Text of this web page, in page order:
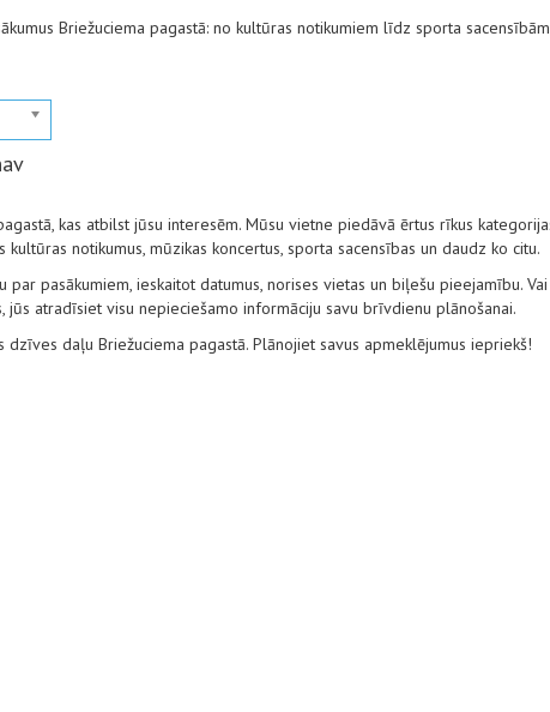
Briežuciema pagastā: no kultūras notikumiem līdz sporta
kas atbilst jūsu interesēm. Mūsu vietne piedāvā ērtus rīkus
notikumus, mūzikas koncertus, sporta sacensības un daudz ko citu.
par pasākumiem, ieskaitot datumus, norises vietas un biļešu pieejamību.
atradīsiet visu nepieciešamo informāciju savu brīvdienu plānošanai.
daļu Briežuciema pagastā. Plānojiet savus apmeklējumus iepriekš!